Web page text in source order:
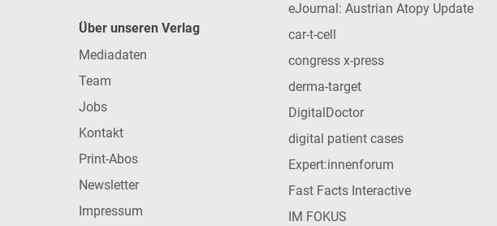
Über unseren Verlag
Mediadaten
Team
Jobs
Kontakt
Print-Abos
Newsletter
Impressum
eJournal: Austrian Atopy Update
car-t-cell
congress x-press
derma-target
DigitalDoctor
digital patient cases
Expert:innenforum
Fast Facts Interactive
IM FOKUS